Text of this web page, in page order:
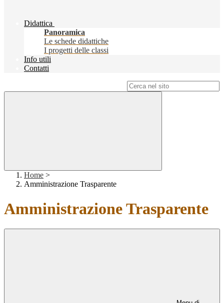
Didattica
Panoramica
Le schede didattiche
I progetti delle classi
Info utili
Contatti
Home >
Amministrazione Trasparente
Amministrazione Trasparente